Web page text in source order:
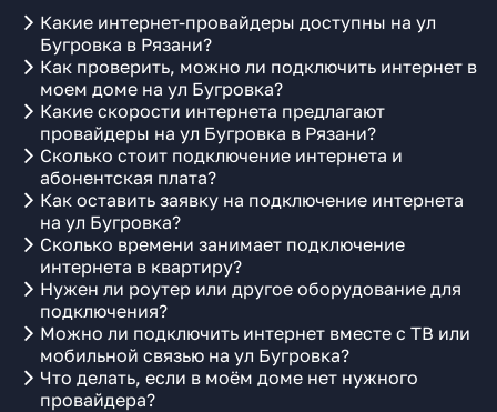
Какие интернет-провайдеры доступны на ул
Бугровка в Рязани?
Как проверить, можно ли подключить интернет в
моем доме на ул Бугровка?
Какие скорости интернета предлагают
провайдеры на ул Бугровка в Рязани?
Сколько стоит подключение интернета и
абонентская плата?
Как оставить заявку на подключение интернета
на ул Бугровка?
Сколько времени занимает подключение
интернета в квартиру?
Нужен ли роутер или другое оборудование для
подключения?
Можно ли подключить интернет вместе с ТВ или
мобильной связью на ул Бугровка?
Что делать, если в моём доме нет нужного
провайдера?